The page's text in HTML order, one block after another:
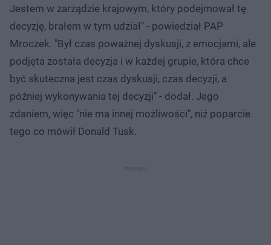
Jestem w zarządzie krajowym, który podejmował tę
decyzję, brałem w tym udział" - powiedział PAP
Mroczek. "Był czas poważnej dyskusji, z emocjami, ale
podjęta została decyzja i w każdej grupie, która chce
być skuteczna jest czas dyskusji, czas decyzji, a
później wykonywania tej decyzji" - dodał. Jego
zdaniem, więc "nie ma innej możliwości", niż poparcie
tego co mówił Donald Tusk.